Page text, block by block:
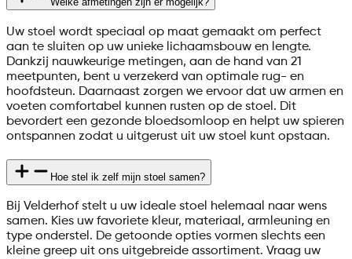
Uw stoel wordt speciaal op maat gemaakt om perfect
aan te sluiten op uw unieke lichaamsbouw en lengte.
Dankzij nauwkeurige metingen, aan de hand van 21
meetpunten, bent u verzekerd van optimale rug- en
hoofdsteun. Daarnaast zorgen we ervoor dat uw armen en
voeten comfortabel kunnen rusten op de stoel. Dit
bevordert een gezonde bloedsomloop en helpt uw spieren
ontspannen zodat u uitgerust uit uw stoel kunt opstaan.
Hoe stel ik zelf mijn stoel samen?
Bij Velderhof stelt u uw ideale stoel helemaal naar wens
samen. Kies uw favoriete kleur, materiaal, armleuning en
type onderstel. De getoonde opties vormen slechts een
kleine greep uit ons uitgebreide assortiment. Vraag uw